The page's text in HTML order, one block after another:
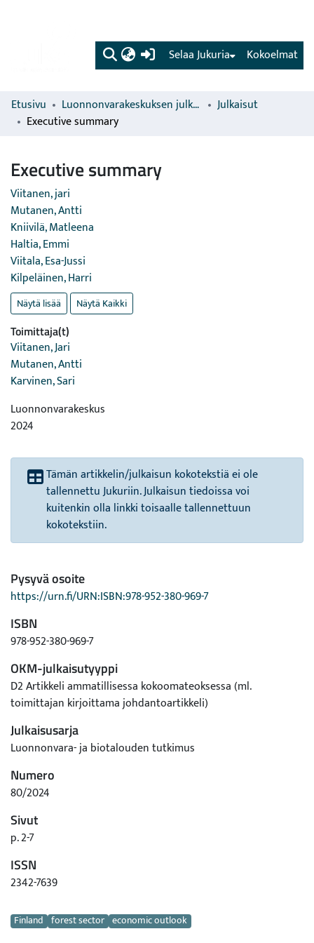
(current) Kokoelmat
Selaa Jukuria
Etusivu Luonnonvarakeskuksen julkaisut
Julkaisut
Executive summary
Executive summary
Viitanen, jari
Mutanen, Antti
Kniivilä, Matleena
Haltia, Emmi
Viitala, Esa-Jussi
Kilpeläinen, Harri
Näytä lisää Näytä Kaikki
Toimittaja(t)
Viitanen, Jari
Mutanen, Antti
Karvinen, Sari
Luonnonvarakeskus
2024
Tämän artikkelin/julkaisun kokotekstiä ei ole
tallennettu Jukuriin. Julkaisun tiedoissa voi
kuitenkin olla linkki toisaalle tallennettuun
kokotekstiin.
Pysyvä osoite
https://urn.fi/URN:ISBN:978-952-380-969-7
ISBN
978-952-380-969-7
OKM-julkaisutyyppi
D2 Artikkeli ammatillisessa kokoomateoksessa (ml.
toimittajan kirjoittama johdantoartikkeli)
Julkaisusarja
Luonnonvara- ja biotalouden tutkimus
Numero
80/2024
Sivut
p. 2-7
ISSN
2342-7639
Avainsanat
Finland forest sector economic outlook